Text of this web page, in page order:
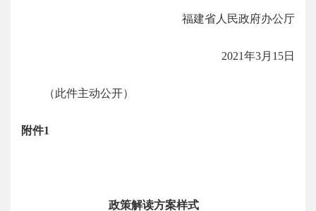
福建省人民政府办公厅
2021年3月15日
（此件主动公开）
附件1
政策解读方案样式